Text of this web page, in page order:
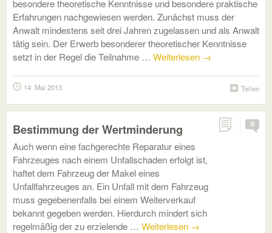
besondere theoretische Kenntnisse und besondere praktische
Erfahrungen nachgewiesen werden. Zunächst muss der
Anwalt mindestens seit drei Jahren zugelassen und als Anwalt
tätig sein. Der Erwerb besonderer theoretischer Kenntnisse
setzt in der Regel die Teilnahme … Weiterlesen →
Teilen
14. Mai 2013
0
Bestimmung der Wertminderung
Auch wenn eine fachgerechte Reparatur eines
Fahrzeuges nach einem Unfallschaden erfolgt ist,
haftet dem Fahrzeug der Makel eines
Unfallfahrzeuges an. Ein Unfall mit dem Fahrzeug
muss gegebenenfalls bei einem Weiterverkauf
bekannt gegeben werden. Hierdurch mindert sich
regelmäßig der zu erzielende … Weiterlesen →